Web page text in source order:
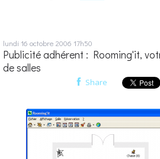
lundi 16 octobre 2006 17h50
Publicité adhérent : Rooming'it,
de salles
Share